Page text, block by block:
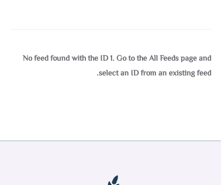
No feed found with the ID 1. Go to theAll Feeds pageand
select an ID from an existing feed.